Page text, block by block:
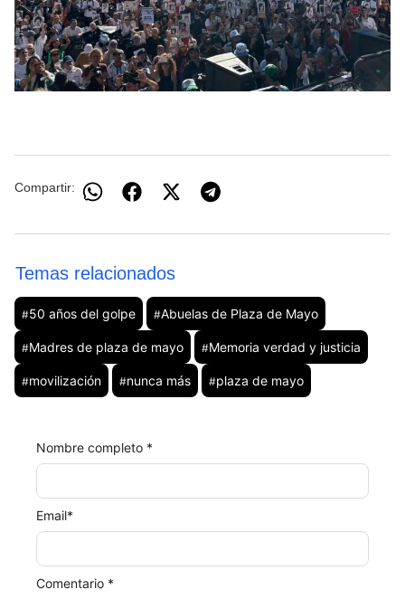
Compartir:
Temas relacionados
#50 años del golpe #Abuelas de Plaza de Mayo
#Madres de plaza de mayo #Memoria verdad y justicia
#movilización #nunca más #plaza de mayo
Comentario *
Nombre completo *
Email*